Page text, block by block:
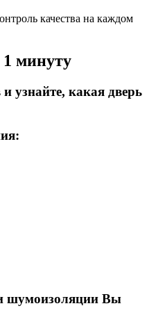
качества на каждом
1 минуту
узнайте, какая дверь
шумоизоляции Вы